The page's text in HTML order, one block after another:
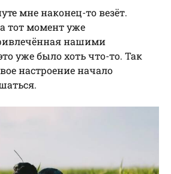
мне наконец-то везёт.
тот момент уже
нашими
уже было хоть что-то. Так
настроение начало